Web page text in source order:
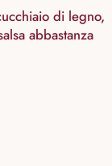
di legno,
abbastanza